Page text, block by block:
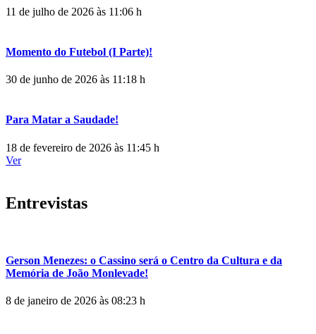
11 de julho de 2026 às 11:06 h
Momento do Futebol (I Parte)!
30 de junho de 2026 às 11:18 h
Para Matar a Saudade!
18 de fevereiro de 2026 às 11:45 h
Ver
Entrevistas
Gerson Menezes: o Cassino será o Centro da Cultura e da
Memória de João Monlevade!
8 de janeiro de 2026 às 08:23 h